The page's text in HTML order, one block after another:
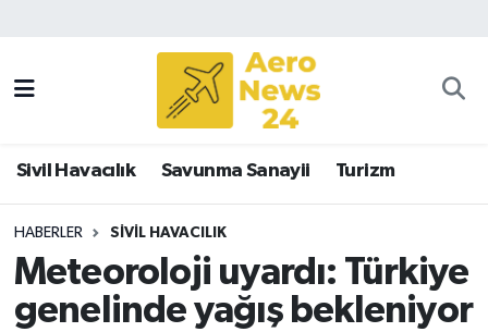
Sivil Havacılık Savunma Sanayii Turizm
HABERLER SIVIL HAVACILIK
Meteoroloji uyardı: Türkiye
genelinde yağış bekleniyor